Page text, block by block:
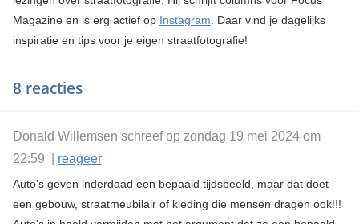
Magazine en is erg actief op Instagram. Daar vind je dagelijks
inspiratie en tips voor je eigen straatfotograﬁe!
8 reacties
Donald Willemsen schreef op zondag 19 mei 2024 om
22:59 | reageer
Auto's geven inderdaad een bepaald tijdsbeeld, maar dat doet
een gebouw, straatmeubilair of kleding die mensen dragen ook!!!